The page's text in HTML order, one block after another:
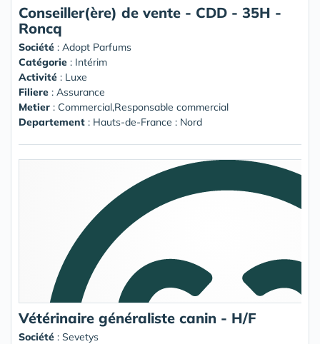
Conseiller(ère) de vente - CDD - 35H -
Roncq
Société : Adopt Parfums
Catégorie : Intérim
Activité : Luxe
Filiere : Assurance
Metier : Commercial,Responsable commercial
Departement : Hauts-de-France : Nord
Vétérinaire généraliste canin - H/F
Société : Sevetys